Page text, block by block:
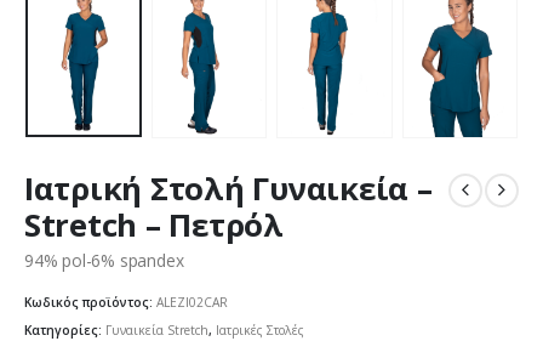
Ιατρική Στολή Γυναικεία –
Stretch – Πετρόλ
94% pol-6% spandex
Κωδικός προϊόντος: ALEZI02CAR
Κατηγορίες: Γυναικεία Stretch, Ιατρικές Στολές